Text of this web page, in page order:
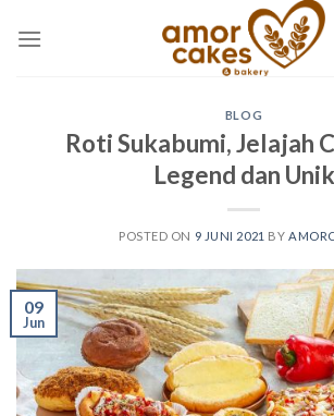
BLOG
Roti Sukabumi, Jelajah
Legend dan Unik
POSTED ON 9 JUNI 2021 BY
09
Jun